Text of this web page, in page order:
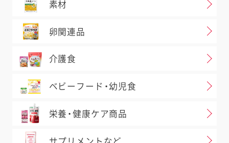
素材
卵関連品
介護食
ベビーフード・幼児食
栄養・健康ケア商品